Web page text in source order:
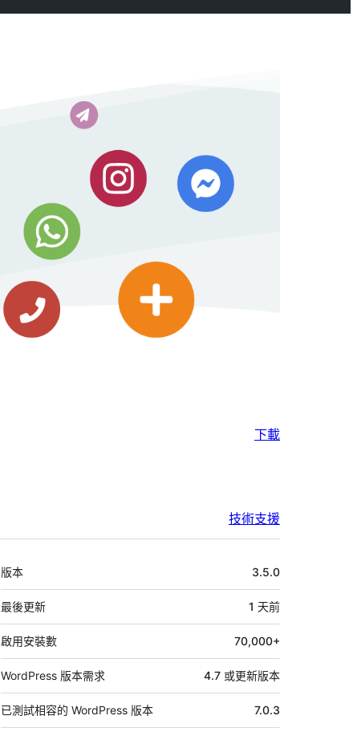
下載
技術支援
中
繼
資
料
版本 3.5.0
最後更新 1 天前
啟用安裝數 70,000+
WordPress 版本需求 4.7 或更新版本
已測試相容的 WordPress 版本 7.0.3